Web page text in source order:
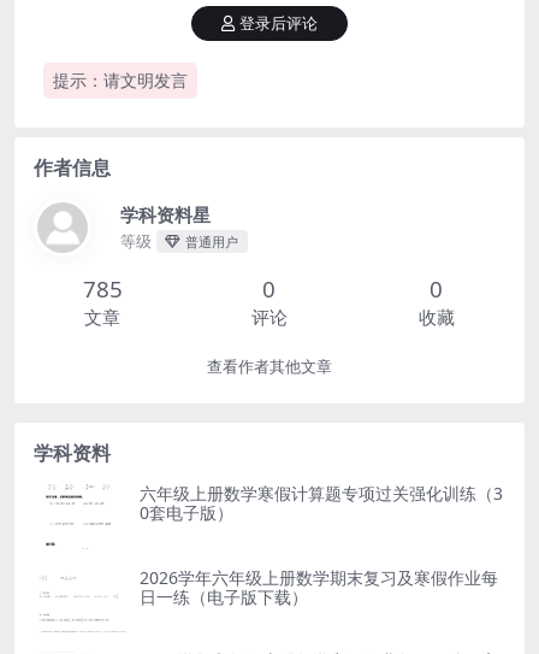
提示：请文明发言
登录后评论
作者信息
学科资料星
等级 普通用户
785
文章
0
评论
0
收藏
查看作者其他文章
学科资料
六年级上册数学寒假计算题专项过关强化训练（3
0套电子版）
2026学年六年级上册数学期末复习及寒假作业每
日一练（电子版下载）